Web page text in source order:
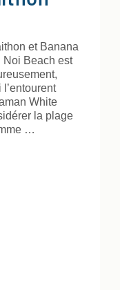
et Banana
Noi Beach est
White
la plage
…